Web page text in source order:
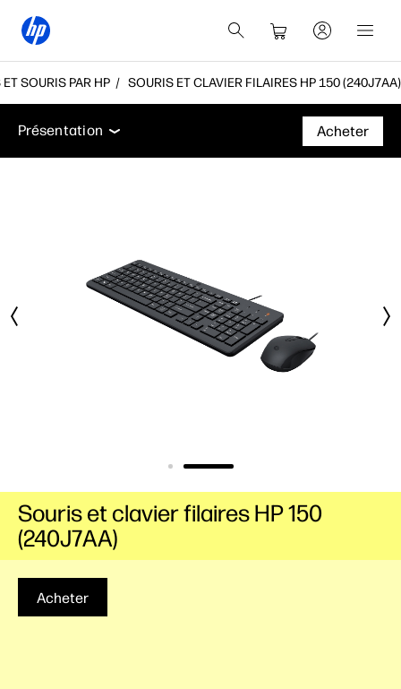
SOURIS PAR HP SOURIS ET CLAVIER FILAIRES HP 150 (240J7AA)
Présentation Caractéristiques Accessoires
Présentation
Assistance
Acheter
Acheter
Souris et clavier filaires HP 150
(240J7AA)